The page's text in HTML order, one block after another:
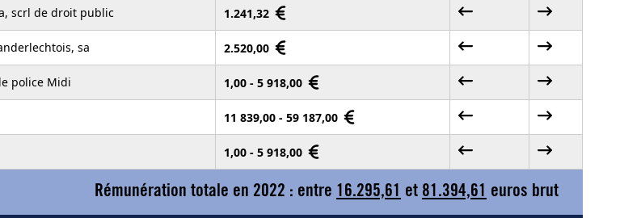
scrl de droit public 1.241,32
sa 2.520,00
police Midi 1,00 - 5 918,00
11 839,00 - 59 187,00
1,00 - 5 918,00
Rémunération totale en 2022 : entre 16.295,61 et 81.394,61 euros brut